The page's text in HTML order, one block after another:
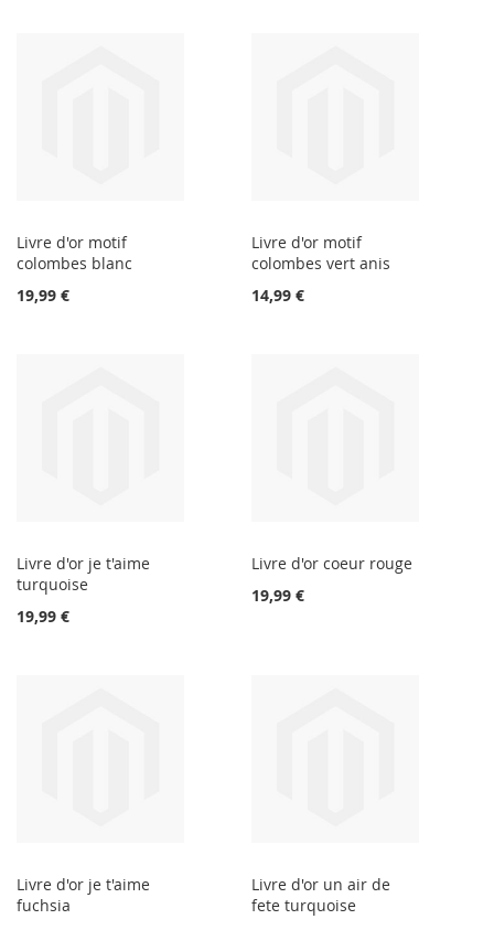
Livre d'or motif
colombes blanc
19,99 €
Livre d'or motif
colombes vert anis
14,99 €
Livre d'or je t'aime
turquoise
19,99 €
Livre d'or coeur rouge
19,99 €
Livre d'or je t'aime
fuchsia
Livre d'or un air de
fete turquoise